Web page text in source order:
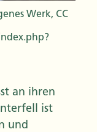
Werk, CC
an ihren
ist
und